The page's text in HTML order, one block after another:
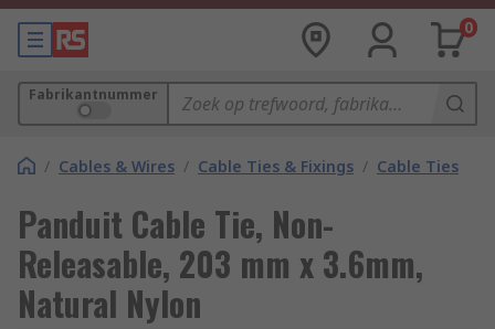
0
Fabrikantnummer
/ Cables & Wires / Cable Ties & Fixings / Cable Ties
Panduit Cable Tie, Non-
Releasable, 203 mm x 3.6mm,
Natural Nylon